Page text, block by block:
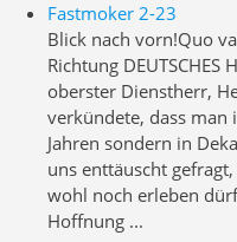
Fastmoker 2-23
Blick nach vorn!Quo
Richtung DEUTSCHES
oberster Dienstherr,
verkündete, dass man
Jahren sondern in
uns enttäuscht
wohl noch erleben
Hoffnung ...